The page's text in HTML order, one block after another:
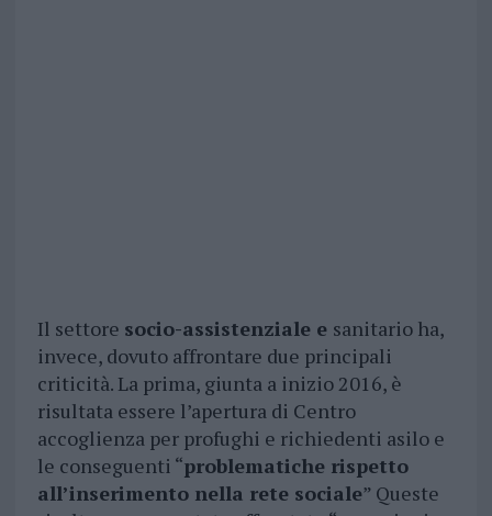
Il settore socio-assistenziale e sanitario ha,
invece, dovuto affrontare due principali
criticità. La prima, giunta a inizio 2016, è
risultata essere l’apertura di Centro
accoglienza per profughi e richiedenti asilo e
le conseguenti “problematiche rispetto
all’inserimento nella rete sociale” Queste